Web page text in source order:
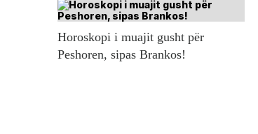
Horoskopi i muajit gusht për
Peshoren, sipas Brankos!